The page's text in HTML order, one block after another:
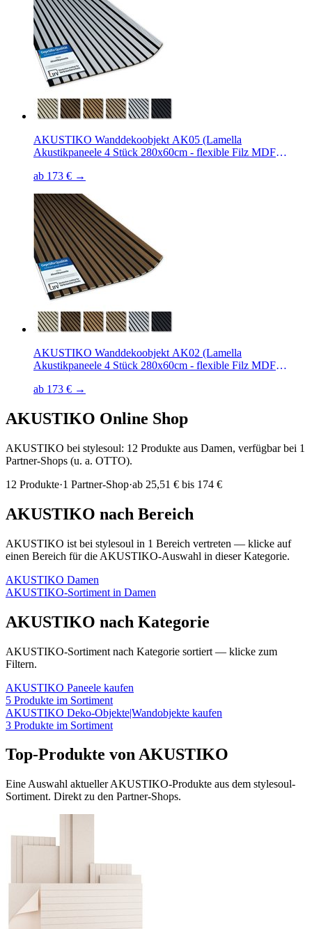
AKUSTIKO Wanddekoobjekt AK05 (Lamella
Akustikpaneele 4 Stück 280x60cm - flexible Filz MDF
Paneel grau - Akustik Wandverkleidung von HEXIM (6.72m²
ab 173 € →
AKUSTIKO Wanddekoobjekt AK02 (Lamella
Akustikpaneele 4 Stück 280x60cm - flexible Filz MDF
modern braun - Akustik Wandverkleidung von HEXIM
ab 173 € →
AKUSTIKO Online Shop
AKUSTIKO bei stylesoul: 12 Produkte aus Damen, verfügbar bei 1
Partner-Shops (u. a. OTTO).
12 Produkte·1 Partner-Shop·ab 25,51 € bis 174 €
AKUSTIKO nach Bereich
AKUSTIKO ist bei stylesoul in 1 Bereich vertreten — klicke auf
einen Bereich für die AKUSTIKO-Auswahl in dieser Kategorie.
AKUSTIKO Damen
AKUSTIKO-Sortiment in Damen
AKUSTIKO nach Kategorie
AKUSTIKO-Sortiment nach Kategorie sortiert — klicke zum
Filtern.
AKUSTIKO Paneele kaufen
5 Produkte im Sortiment
AKUSTIKO Deko-Objekte|Wandobjekte kaufen
3 Produkte im Sortiment
Top-Produkte vonAKUSTIKO
Eine Auswahl aktuellerAKUSTIKO-Produkte aus dem stylesoul-
Sortiment. Direkt zu den Partner-Shops.